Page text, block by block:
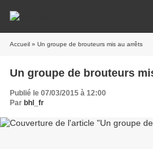
Accueil » Un groupe de brouteurs mis au arrêts
Un groupe de brouteurs
Publié le 07/03/2015 à 12:00
Par bhl_fr